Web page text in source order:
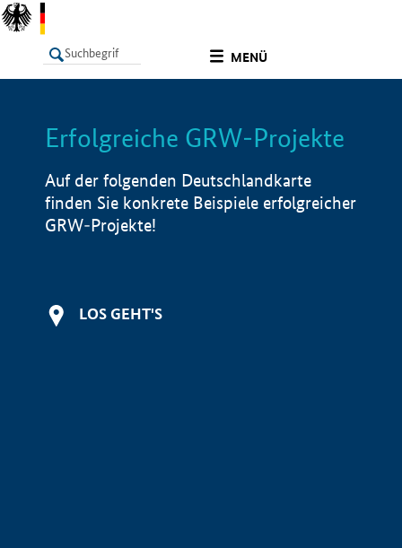
MENÜ
LISTE Info
Erfolgreiche GRW-Projekte
Auf der folgenden Deutschlandkarte
finden Sie konkrete Beispiele erfolgreicher
GRW-Projekte!
LOS GEHT'S